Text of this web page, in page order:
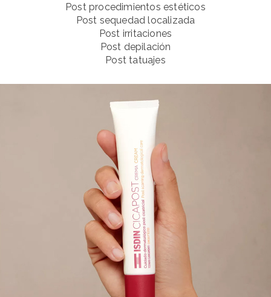
Post procedimientos estéticos
Post sequedad localizada
Post irritaciones
Post depilación
Post tatuajes